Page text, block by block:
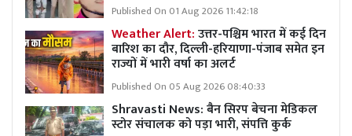
Published On 01 Aug 2026 11:42:18
Weather Alert:उत्तर-पश्चिम भारत में कई दिन
बारिश का दौर, दिल्ली-हरियाणा-पंजाब समेत इन
राज्यों में भारी वर्षा का अलर्ट
Published On 05 Aug 2026 08:40:33
Shravasti News:बैन सिरप बेचना मेडिकल
स्टोर संचालक को पड़ा भारी, संपत्ति कुर्क